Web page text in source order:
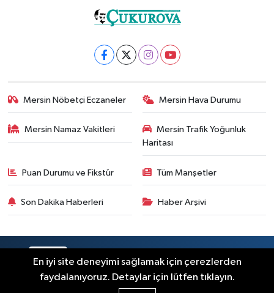
Mersin Nöbetçi Eczaneler Mersin Hava Durumu
Mersin Namaz Vakitleri
Mersin Trafik Yoğunluk
Haritası
Puan Durumu ve Fikstür Tüm Manşetler
Son Dakika Haberleri Haber Arşivi
RSS Copyright © 2025. Her hakkı saklıdır.
En iyi site deneyimi sağlamak için çerezlerden
faydalanıyoruz. Detaylar için lütfen tıklayın.